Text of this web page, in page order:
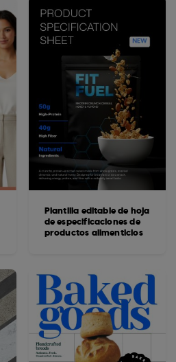
Plantilla editable de hoja
de especificaciones de
productos alimenticios